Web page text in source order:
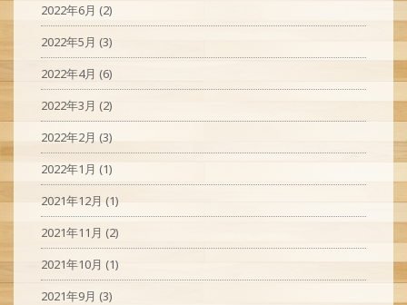
2022年6月 (2)
2022年5月 (3)
2022年4月 (6)
2022年3月 (2)
2022年2月 (3)
2022年1月 (1)
2021年12月 (1)
2021年11月 (2)
2021年10月 (1)
2021年9月 (3)